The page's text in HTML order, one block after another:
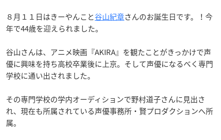
８月１１日はきーやんこと谷山紀章さんのお誕生日です。！今
年で44歳を迎えられました。
谷山さんは、アニメ映画『AKIRA』を観たことがきっかけで声
優に興味を持ち高校卒業後に上京。そして声優になるべく専門
学校に通い出されました。
その専門学校の学内オーディションで野村道子さんに見出さ
れ、現在も所属されている声優事務所・賢プロダクションへ所
属。